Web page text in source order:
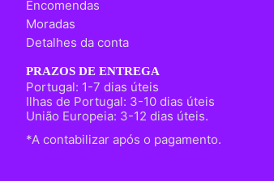
Encomendas
Moradas
Detalhes da conta
PRAZOS DE ENTREGA
Portugal: 1-7 dias úteis
Ilhas de Portugal: 3-10 dias úteis
União Europeia: 3-12 dias úteis.
*A contabilizar após o pagamento.